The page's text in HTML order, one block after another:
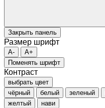
Закрыть панель
Размер шрифт
A-
A+
Поменять шрифт
Контраст
выбрать цвет
чёрный
белый зеленый
желтый
нави